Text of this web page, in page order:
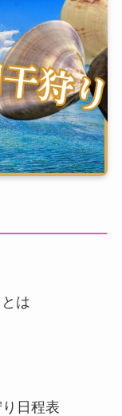
は
日程表